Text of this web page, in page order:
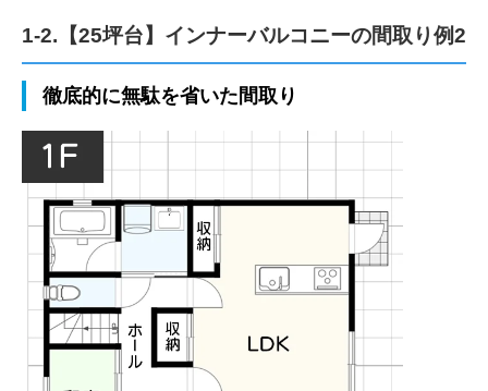
1-2.【25坪台】インナーバルコニーの間取り例2
徹底的に無駄を省いた間取り